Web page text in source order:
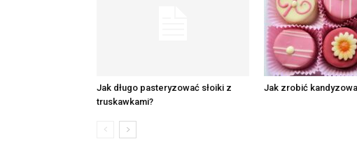
Jak długo pasteryzować słoiki z
truskawkami?
Jak zrobić